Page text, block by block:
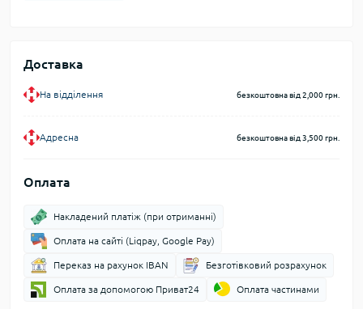
Доставка
На відділення безкоштовна від 2,000 грн.
Адресна безкоштовна від 3,500 грн.
Оплата
Накладений платіж (при отриманні)
Оплата на сайті (Liqpay, Google Pay)
Переказ на рахунок IBAN Безготівковий розрахунок
Оплата за допомогою Приват24 Оплата частинами